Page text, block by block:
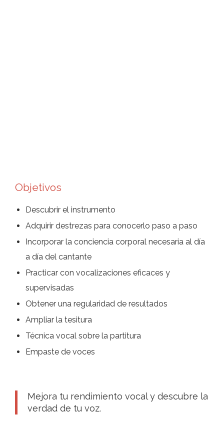
Objetivos
Descubrir el instrumento
Adquirir destrezas para conocerlo paso a paso
Incorporar la conciencia corporal necesaria al día
a día del cantante
Practicar con vocalizaciones eficaces y
supervisadas
Obtener una regularidad de resultados
Ampliar la tesitura
Técnica vocal sobre la partitura
Empaste de voces
Mejora tu rendimiento vocal y descubre la
verdad de tu voz.